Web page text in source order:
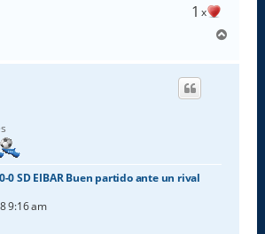
1 x
r
0-0 SD EIBAR Buen partido ante un rival
9:16 am